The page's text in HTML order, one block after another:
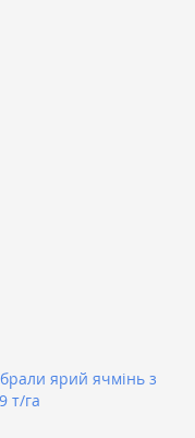
ярий ячмінь з
т/га